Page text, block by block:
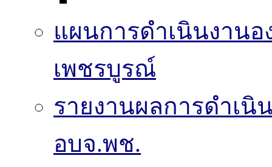
แผนการดำเนินงาน
เพชรบูรณ์
รายงานผลการดำเ
อบจ.พช.